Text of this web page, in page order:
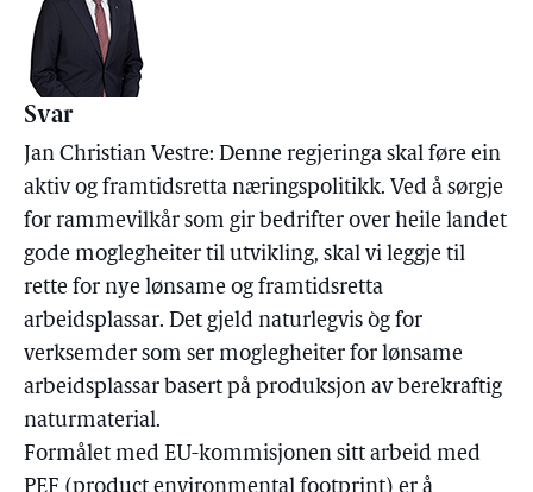
Svar
Jan Christian Vestre: Denne regjeringa skal føre ein
aktiv og framtidsretta næringspolitikk. Ved å sørgje
for rammevilkår som gir bedrifter over heile landet
gode moglegheiter til utvikling, skal vi leggje til
rette for nye lønsame og framtidsretta
arbeidsplassar. Det gjeld naturlegvis òg for
verksemder som ser moglegheiter for lønsame
arbeidsplassar basert på produksjon av berekraftig
naturmaterial.
Formålet med EU-kommisjonen sitt arbeid med